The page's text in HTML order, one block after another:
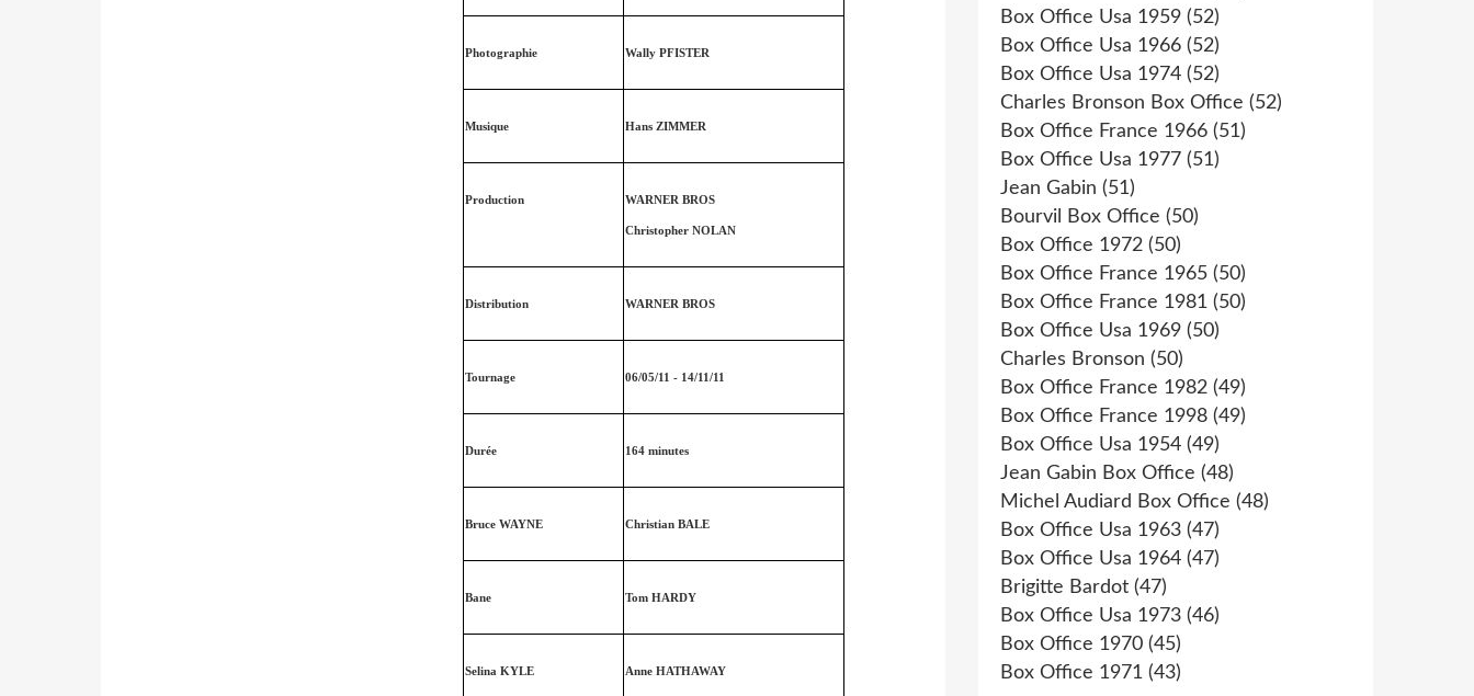
Photographie Wally PFISTER
Musique Hans ZIMMER
Production WARNER BROS
Christopher NOLAN
Distribution WARNER BROS
Tournage 06/05/11 - 14/11/11
Durée 164 minutes
Bruce WAYNE Christian BALE
Bane Tom HARDY
Selina KYLE Anne HATHAWAY
Box Office Usa 1959 (52)
Box Office Usa 1966 (52)
Box Office Usa 1974 (52)
Charles Bronson Box Office (52)
Box Office France 1966 (51)
Box Office Usa 1977 (51)
Jean Gabin (51)
Bourvil Box Office (50)
Box Office 1972 (50)
Box Office France 1965 (50)
Box Office France 1981 (50)
Box Office Usa 1969 (50)
Charles Bronson (50)
Box Office France 1982 (49)
Box Office France 1998 (49)
Box Office Usa 1954 (49)
Jean Gabin Box Office (48)
Michel Audiard Box Office (48)
Box Office Usa 1963 (47)
Box Office Usa 1964 (47)
Brigitte Bardot (47)
Box Office Usa 1973 (46)
Box Office 1970 (45)
Box Office 1971 (43)